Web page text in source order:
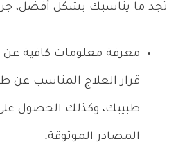
تجد ما يناسبك بشكل أفضل،
معرفة معلومات كافية عن
قرار العلاج المناسب عن
طبيبك، وكذلك الحصول
المصادر الموثوقة.